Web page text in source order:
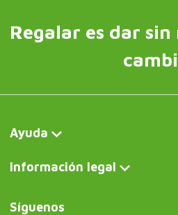
Regalar es dar
Ayuda
Información legal
Síguenos